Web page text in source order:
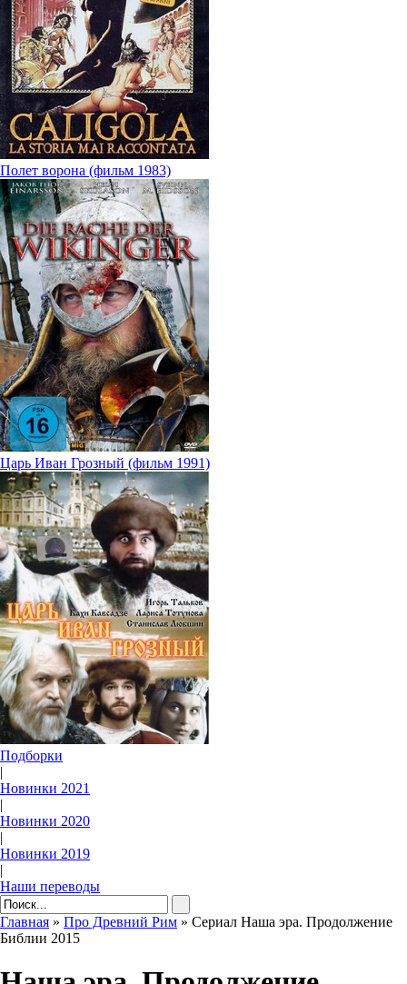
Полет ворона (фильм 1983)
Царь Иван Грозный (фильм 1991)
Подборки
|
Новинки 2021
|
Новинки 2020
|
Новинки 2019
|
Наши переводы
Главная » Про Древний Рим » Сериал Наша эра. Продолжение
Библии 2015